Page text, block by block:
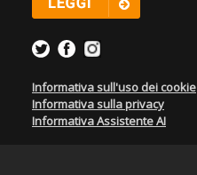
Informativa sull'uso dei cookie
Informativa sulla privacy
Informativa Assistente AI